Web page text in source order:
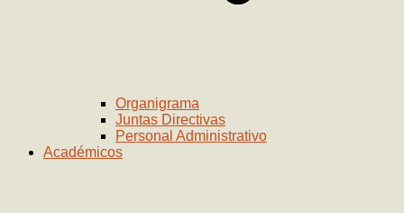
Organigrama
Juntas Directivas
Personal Administrativo
Académicos